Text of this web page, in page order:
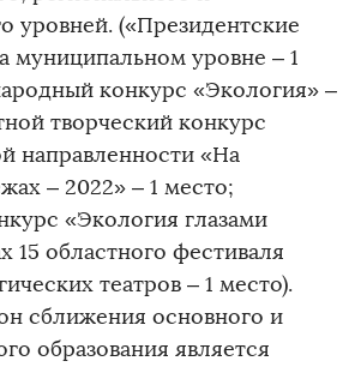
уровней. («Президентские
муниципальном уровне – 1
конкурс «Экология» –
творческий конкурс
направленности «На
– 2022» – 1 место;
«Экология глазами
15 областного фестиваля
театров – 1 место).
сближения основного и
образования является